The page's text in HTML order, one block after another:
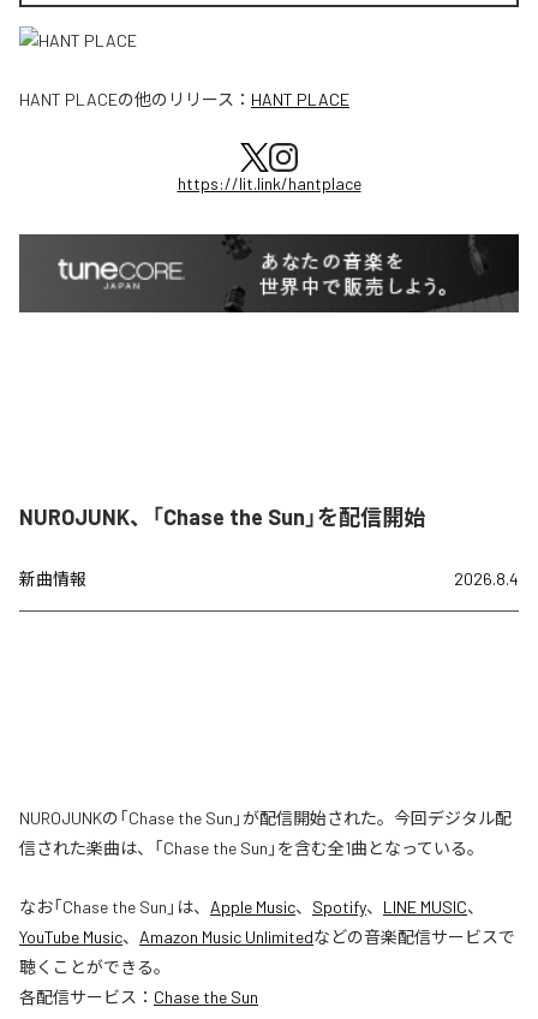
HANT PLACEの他のリリース： HANT PLACE
https://lit.link/hantplace
NUROJUNK、「Chase the Sun」を配信開始
新曲情報 2026.8.4
NUROJUNKの「Chase the Sun」が配信開始された。今回デジタル配
信された楽曲は、「Chase the Sun」を含む全1曲となっている。
なお「Chase the Sun 」は、 Apple Music、 Spotify、 LINE MUSIC、
YouTube Music、 Amazon Music Unlimitedなどの音楽配信サービスで
聴くことができる。
各配信サービス： Chase the Sun